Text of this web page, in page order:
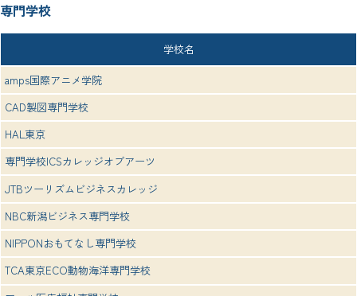
専門学校
学校名
amps国際アニメ学院
CAD製図専門学校
HAL東京
専門学校ICSカレッジオブアーツ
JTBツーリズムビジネスカレッジ
NBC新潟ビジネス専門学校
NIPPONおもてなし専門学校
TCA東京ECO動物海洋専門学校